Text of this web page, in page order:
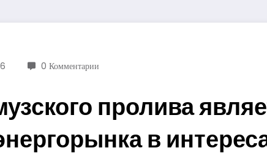
0 Комментарии
пролива
в